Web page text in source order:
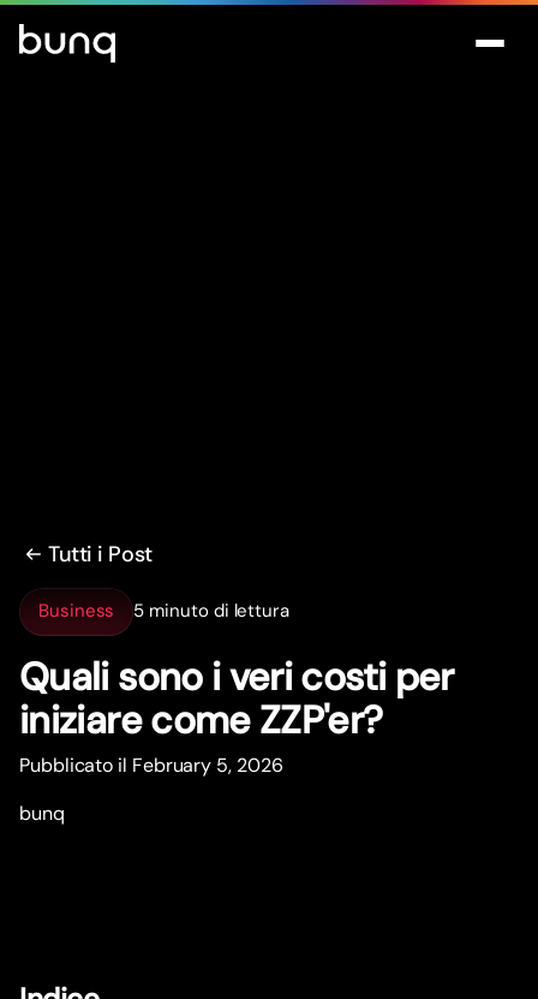
Tutti i Post
Business 5 minuto di lettura
Quali sono i veri costi per
iniziare come ZZP'er?
Pubblicato il February 5, 2026
bunq